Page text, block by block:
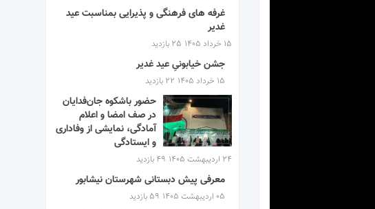
غرفه های فرهنگی و پذیرایی بمناسبت عید
غدیر
۱۵ خرداد ۱۴۰۵ 25 بازدید
جشن خیابونیِ عید غدیر
۱۵ خرداد ۱۴۰۵ 22 بازدید
حضور باشکوه جان‌فدایان
در صف امضا و اعلام
آمادگی، نمایشی از وفاداری
و ایستادگی
۲۴ اردیبهشت ۱۴۰۵ 49 بازدید
معرفی پیش دبستانی شهرستان نیشابور
۰۵ اردیبهشت ۱۴۰۵ 59 بازدید